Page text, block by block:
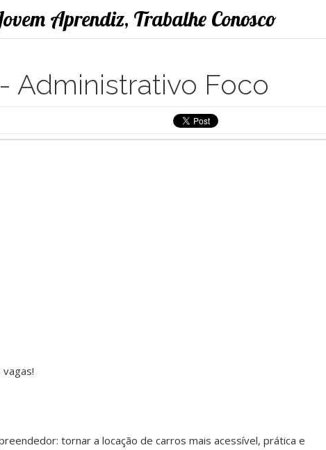
Aprendiz, Trabalhe Conosco
Administrativo Foco
tornar a locação de carros mais acessível, prática e